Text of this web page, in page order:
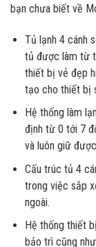
bạn chưa biết về
Tủ lạnh 4 cánh
tủ được làm từ
thiết bị vẻ đẹp
tạo cho thiết bị
Hệ thống làm
định từ 0 tới 7
và luôn giữ
Cấu trúc tủ 4
trong việc sắp
ngoài.
Hệ thống thiết
bảo trì cũng